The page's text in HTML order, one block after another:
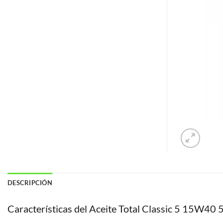
DESCRIPCIÓN
Características del Aceite Total Classic 5 15W40